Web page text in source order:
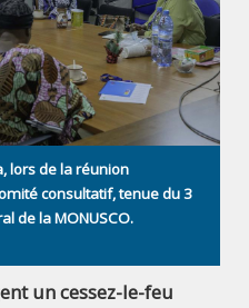
lors de la réunion
consultatif, tenue du 3
de la MONUSCO.
un cessez-le-feu